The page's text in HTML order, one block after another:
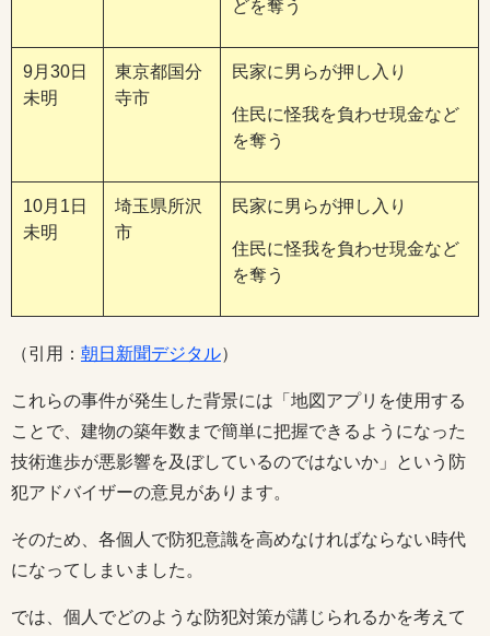
どを奪う
9月30日
未明
東京都国分
寺市
民家に男らが押し入り
住民に怪我を負わせ現金など
を奪う
10月1日
未明
埼玉県所沢
市
民家に男らが押し入り
住民に怪我を負わせ現金など
を奪う
（引用： 朝日新聞デジタル）
これらの事件が発生した背景には「地図アプリを使用する
ことで、建物の築年数まで簡単に把握できるようになった
技術進歩が悪影響を及ぼしているのではないか」という防
犯アドバイザーの意見があります。
そのため、各個人で防犯意識を高めなければならない時代
になってしまいました。
では、個人でどのような防犯対策が講じられるかを考えて